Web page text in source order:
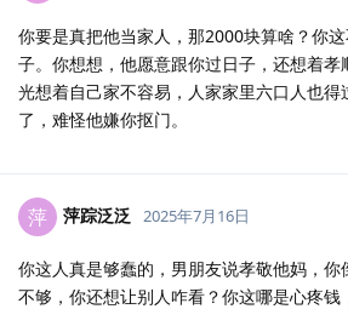
你要是真把他当家人，那2000块算啥？你
子。你想想，他愿意跟你过日子，还想着
光想着自己家不容易，人家家里六口人也得
了，难怪他嫌你抠门。
萍 萍踪泛泛 2025年7月16日
你这人真是够蠢的，男朋友说孝敬他妈，
不够，你还想让别人咋看？你这哪是心疼钱